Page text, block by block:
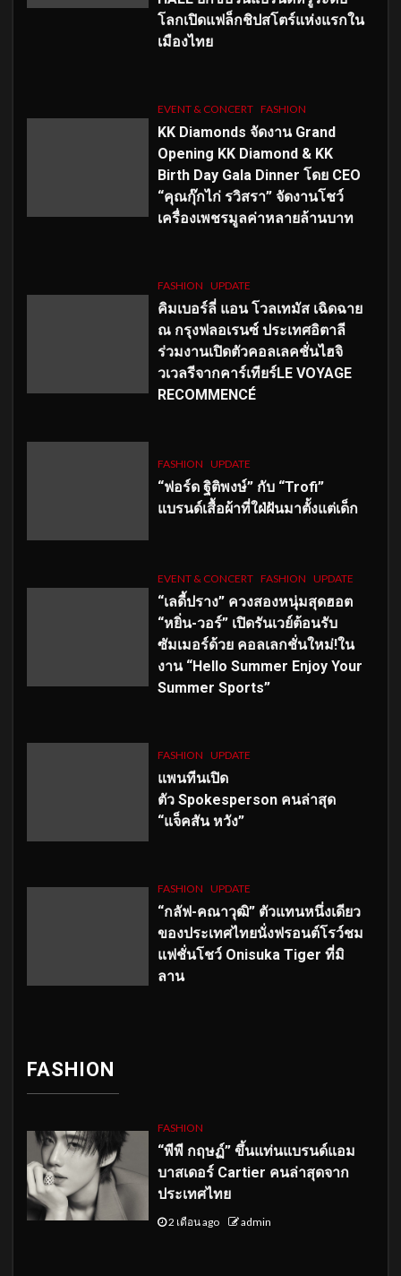
โลกเปิดแฟล็กชิปสโตร์แห่งแรกใน
เมืองไทย
EVENT & CONCERT FASHION
KK Diamonds จัดงาน Grand
Opening KK Diamond & KK
Birth Day Gala Dinner โดย CEO
“คุณกุ๊กไก่ รวิสรา” จัดงานโชว์
เครื่องเพชรมูลค่าหลายล้านบาท
FASHION UPDATE
คิมเบอร์ลี่ แอน โวลเทมัส เฉิดฉาย
ณ กรุงฟลอเรนซ์ ประเทศอิตาลี
ร่วมงานเปิดตัวคอลเลคชั่นไฮจิ
วเวลรีจากคาร์เทียร์LE VOYAGE
RECOMMENCÉ
FASHION UPDATE
“ฟอร์ด ฐิติพงษ์” กับ “Trofi”
แบรนด์เสื้อผ้าที่ใฝ่ฝันมาตั้งแต่เด็ก
EVENT & CONCERT FASHION UPDATE
“เลดี้ปราง” ควงสองหนุ่มสุดฮอต
“หยิ่น-วอร์” เปิดรันเวย์ต้อนรับ
ซัมเมอร์ด้วย คอลเลกชั่นใหม่!ใน
งาน “Hello Summer Enjoy Your
Summer Sports”
FASHION UPDATE
แพนทีนเปิด
ตัว Spokesperson คนล่าสุด
“แจ็คสัน หวัง”
FASHION UPDATE
“กลัฟ-คณาวุฒิ” ตัวแทนหนึ่งเดียว
ของประเทศไทยนั่งฟรอนต์โรว์ชม
แฟชั่นโชว์ Onisuka Tiger ที่มิ
ลาน
FASHION
FASHION
“พีพี กฤษฏ์” ขึ้นแท่นแบรนด์แอม
บาสเดอร์ Cartier คนล่าสุดจาก
ประเทศไทย
2 เดือน ago admin